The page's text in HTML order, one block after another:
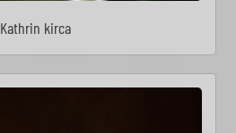
Kathrin kirca